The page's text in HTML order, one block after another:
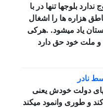
بلوجها تنها در با
هزاره ها را اشغال
ياد ميشود. .هركى
ملت خود حق دارد
نادر
پای دولت خودش یعنی
و طوری وانمود میکند